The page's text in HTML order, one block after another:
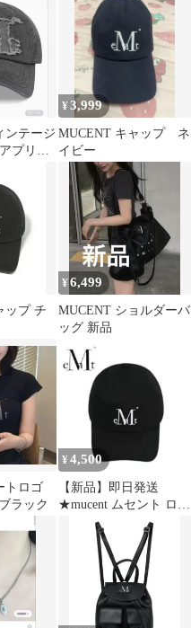
ンテージ
プリケ
¥3,999
MUCENT キャップ ネ
イビー
ップ チ
¥6,499
MUCENT ショルダーバ
ッグ 新品
トロゴ
ラック
¥ 4,500
【新品】即日発送
★mucent ムセント ロゴ
キャップ ブラック